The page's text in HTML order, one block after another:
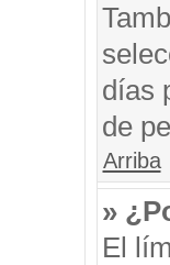
días
de
Arriba
»
El